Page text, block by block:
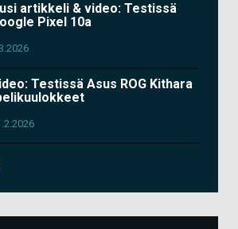
artikkeli & video: Testissä
Pixel 10a
Testissä Asus ROG Kithara